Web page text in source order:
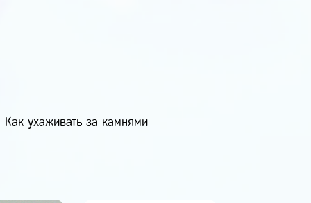
Как ухаживать за камнями